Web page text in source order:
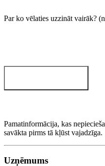
Par ko vēlaties uzzināt vairāk?
Pamatinformācija, kas
savākta pirms tā kļūst vajadzīga.
Uzņēmums